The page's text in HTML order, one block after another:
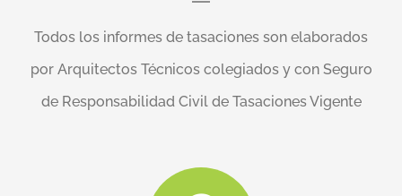
Todos los informes de tasaciones son elaborados
por Arquitectos Técnicos colegiados y con Seguro
de Responsabilidad Civil de Tasaciones Vigente